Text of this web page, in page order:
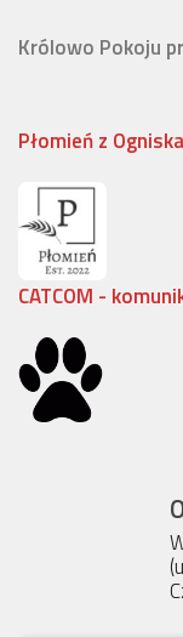
Królowo Pokoju
Płomień z
CATCOM -